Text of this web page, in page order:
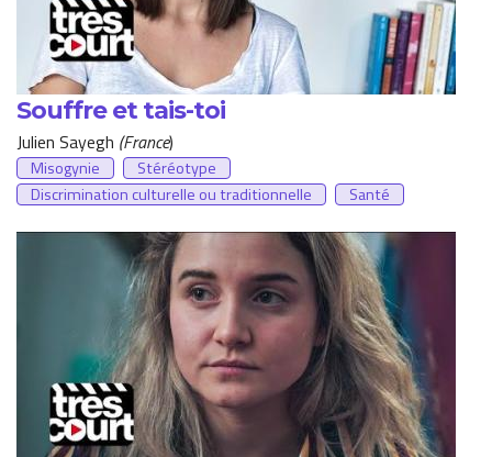
Souffre et tais-toi
Julien Sayegh (France)
Misogynie
Stéréotype
Discrimination culturelle ou traditionnelle
Santé